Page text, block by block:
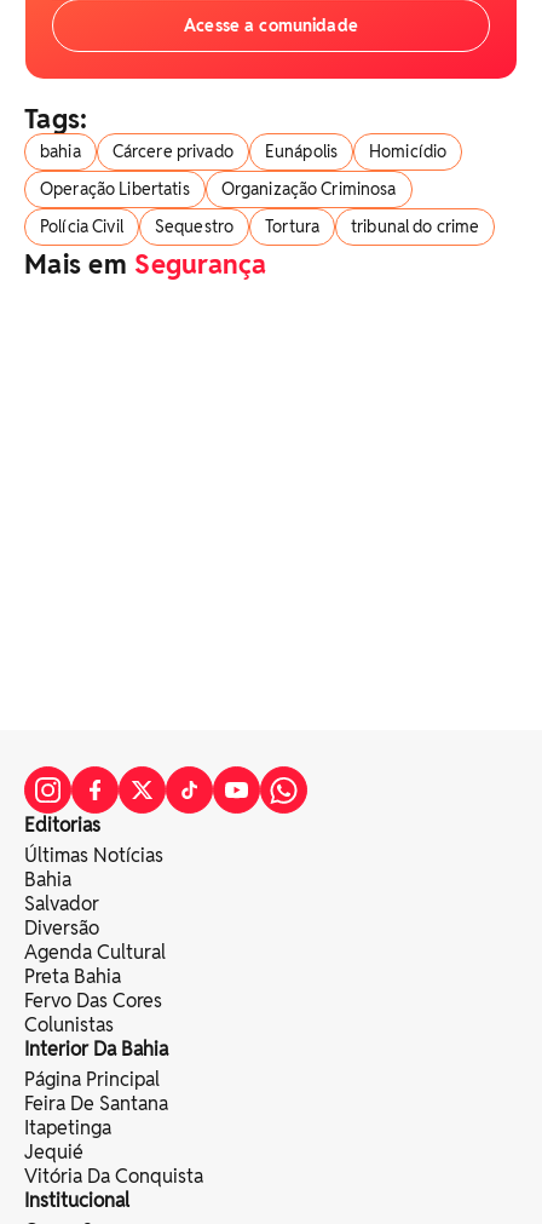
Acesse a comunidade
Tags:
bahia Cárcere privado Eunápolis
Homicídio
Operação Libertatis
Organização Criminosa
Polícia Civil
Sequestro Tortura tribunal do crime
Mais em Segurança
Editorias
Últimas Notícias
Bahia
Salvador
Diversão
Agenda Cultural
Preta Bahia
Fervo Das Cores
Colunistas
Interior Da Bahia
Página Principal
Feira De Santana
Itapetinga
Jequié
Vitória Da Conquista
Institucional